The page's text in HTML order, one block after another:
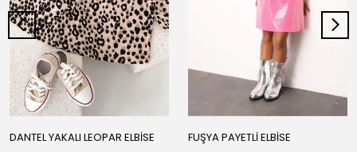
DANTEL YAKALI LEOPAR ELBİSE FUŞYA PAYETLİ ELBİSE